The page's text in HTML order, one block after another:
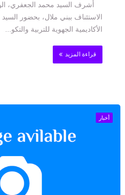
أشرف السيد محمد الجعفري،
الاستئناف ببني ملال، بحضور
الأكاديمية الجهوية للتربية والتكو...
قراءة المزيد
أخبار